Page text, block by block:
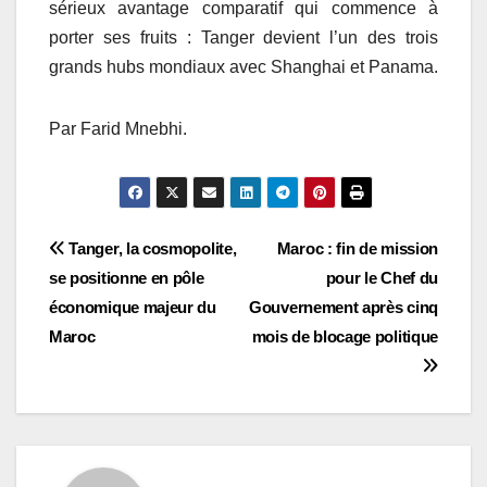
sérieux avantage comparatif qui commence à
porter ses fruits : Tanger devient l’un des trois
grands hubs mondiaux avec Shanghai et Panama.
Par Farid Mnebhi.
Navigation
de
l’article
Maroc : fin de mission
pour le Chef du
Gouvernement après cinq
mois de blocage politique
Tanger, la cosmopolite,
se positionne en pôle
économique majeur du
Maroc